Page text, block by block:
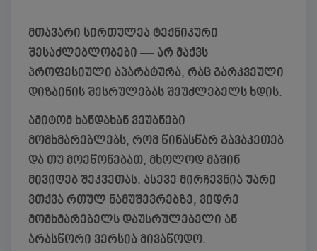
მთავარი სირთულეა ტექნიკური
შესაძლებლობები — არ მაქვს
პროფესიული აპარატურა, რაც გარკვეული
დიზაინის შესრულებას შეუძლებელს ხდის.
ამიტომ ხანდახან ვეუბნები
მომხმარებლებს, რომ წინასწარ გავაკეთებ
და თუ მოეწონებათ, მხოლოდ მაშინ
მივიღებ შეკვეთას. ასევე მირჩევნია უარი
ვთქვა რთულ ნამუშევრებზე, ვიდრე
მომხმარებელს დაუსრულებელი ან
არასწორი ვერსია მივაწოდო.